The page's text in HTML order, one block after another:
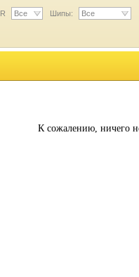
R Все Шипы: Все
К сожалению, ничего